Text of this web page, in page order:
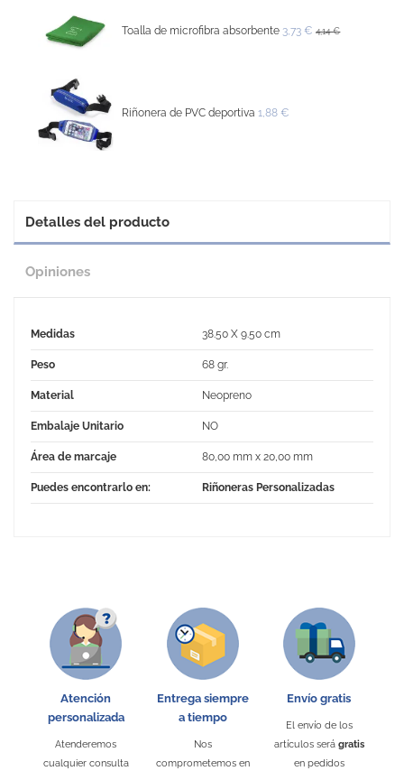
Toalla de microfibra absorbente 3,73 € 4,14 €
Riñonera de PVC deportiva 1,88 €
Detalles del producto
Opiniones
Medidas 38.50 X 9.50 cm
Peso 68 gr.
Material Neopreno
Embalaje Unitario NO
Área de marcaje 80,00 mm x 20,00 mm
Puedes encontrarlo en: Riñoneras Personalizadas
Atención
personalizada
Atenderemos
cualquier consulta
Entrega siempre
a tiempo
Nos
comprometemos en
Envío gratis
El envío de los
artículos será gratis
en pedidos